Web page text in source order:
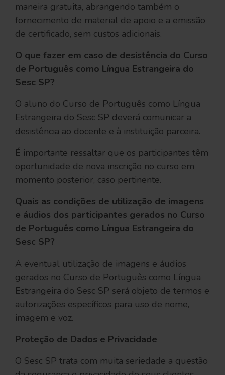
maneira gratuita, abrangendo também o
fornecimento de material de apoio e a emissão
de certificado, sem custos adicionais.
O que fazer em caso de desistência do Curso
de Português como Língua Estrangeira do
Sesc SP?
O aluno do Curso de Português como Língua
Estrangeira do Sesc SP deverá comunicar a
desistência ao docente e à instituição parceira.
É importante ressaltar que os participantes têm
oportunidade de nova inscrição no curso em
momento posterior, caso pertinente.
Quais as condições de utilização de imagens
e áudios dos participantes gerados no Curso
de Português como Língua Estrangeira do
Sesc SP?
A eventual utilização de imagens e áudios
gerados no Curso de Português como Língua
Estrangeira do Sesc SP será objeto de termos e
autorizações específicos para uso de nome,
imagem e voz.
Proteção de Dados e Privacidade
O Sesc SP trata com muita seriedade a questão